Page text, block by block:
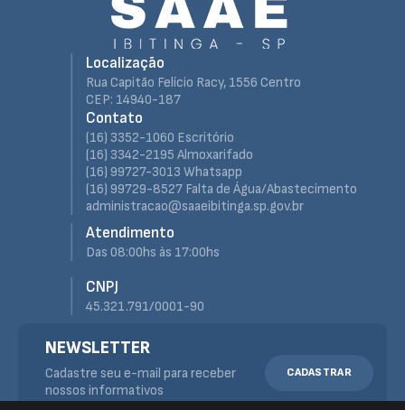
Localização
Rua Capitão Felício Racy, 1556 Centro
CEP: 14940-187
Contato
(16) 3352-1060 Escritório
(16) 3342-2195 Almoxarifado
(16) 99727-3013 Whatsapp
(16) 99729-8527 Falta de Água/Abastecimento
administracao@saaeibitinga.sp.gov.br
Atendimento
Das 08:00hs às 17:00hs
CNPJ
45.321.791/0001-90
NEWSLETTER
Cadastre seu e-mail para receber
nossos informativos
CADASTRAR